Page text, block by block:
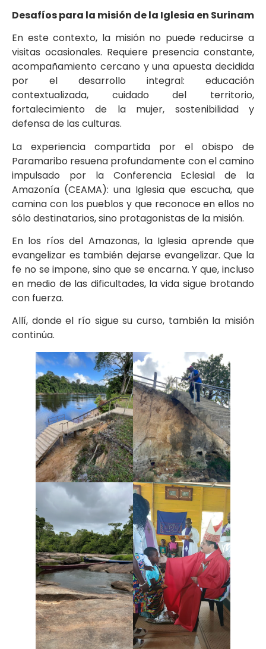
Desafíos para la misión de la Iglesia en Surinam
En este contexto, la misión no puede reducirse a
visitas ocasionales. Requiere presencia constante,
acompañamiento cercano y una apuesta decidida
por el desarrollo integral: educación
contextualizada, cuidado del territorio,
fortalecimiento de la mujer, sostenibilidad y
defensa de las culturas.
La experiencia compartida por el obispo de
Paramaribo resuena profundamente con el camino
impulsado por la Conferencia Eclesial de la
Amazonía (CEAMA): una Iglesia que escucha, que
camina con los pueblos y que reconoce en ellos no
sólo destinatarios, sino protagonistas de la misión.
En los ríos del Amazonas, la Iglesia aprende que
evangelizar es también dejarse evangelizar. Que la
fe no se impone, sino que se encarna. Y que, incluso
en medio de las dificultades, la vida sigue brotando
con fuerza.
Allí, donde el río sigue su curso, también la misión
continúa.